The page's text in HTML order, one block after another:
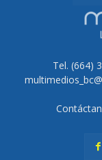
Tel. (664)